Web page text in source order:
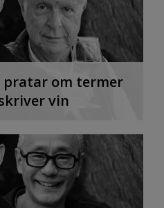
om termer
vin